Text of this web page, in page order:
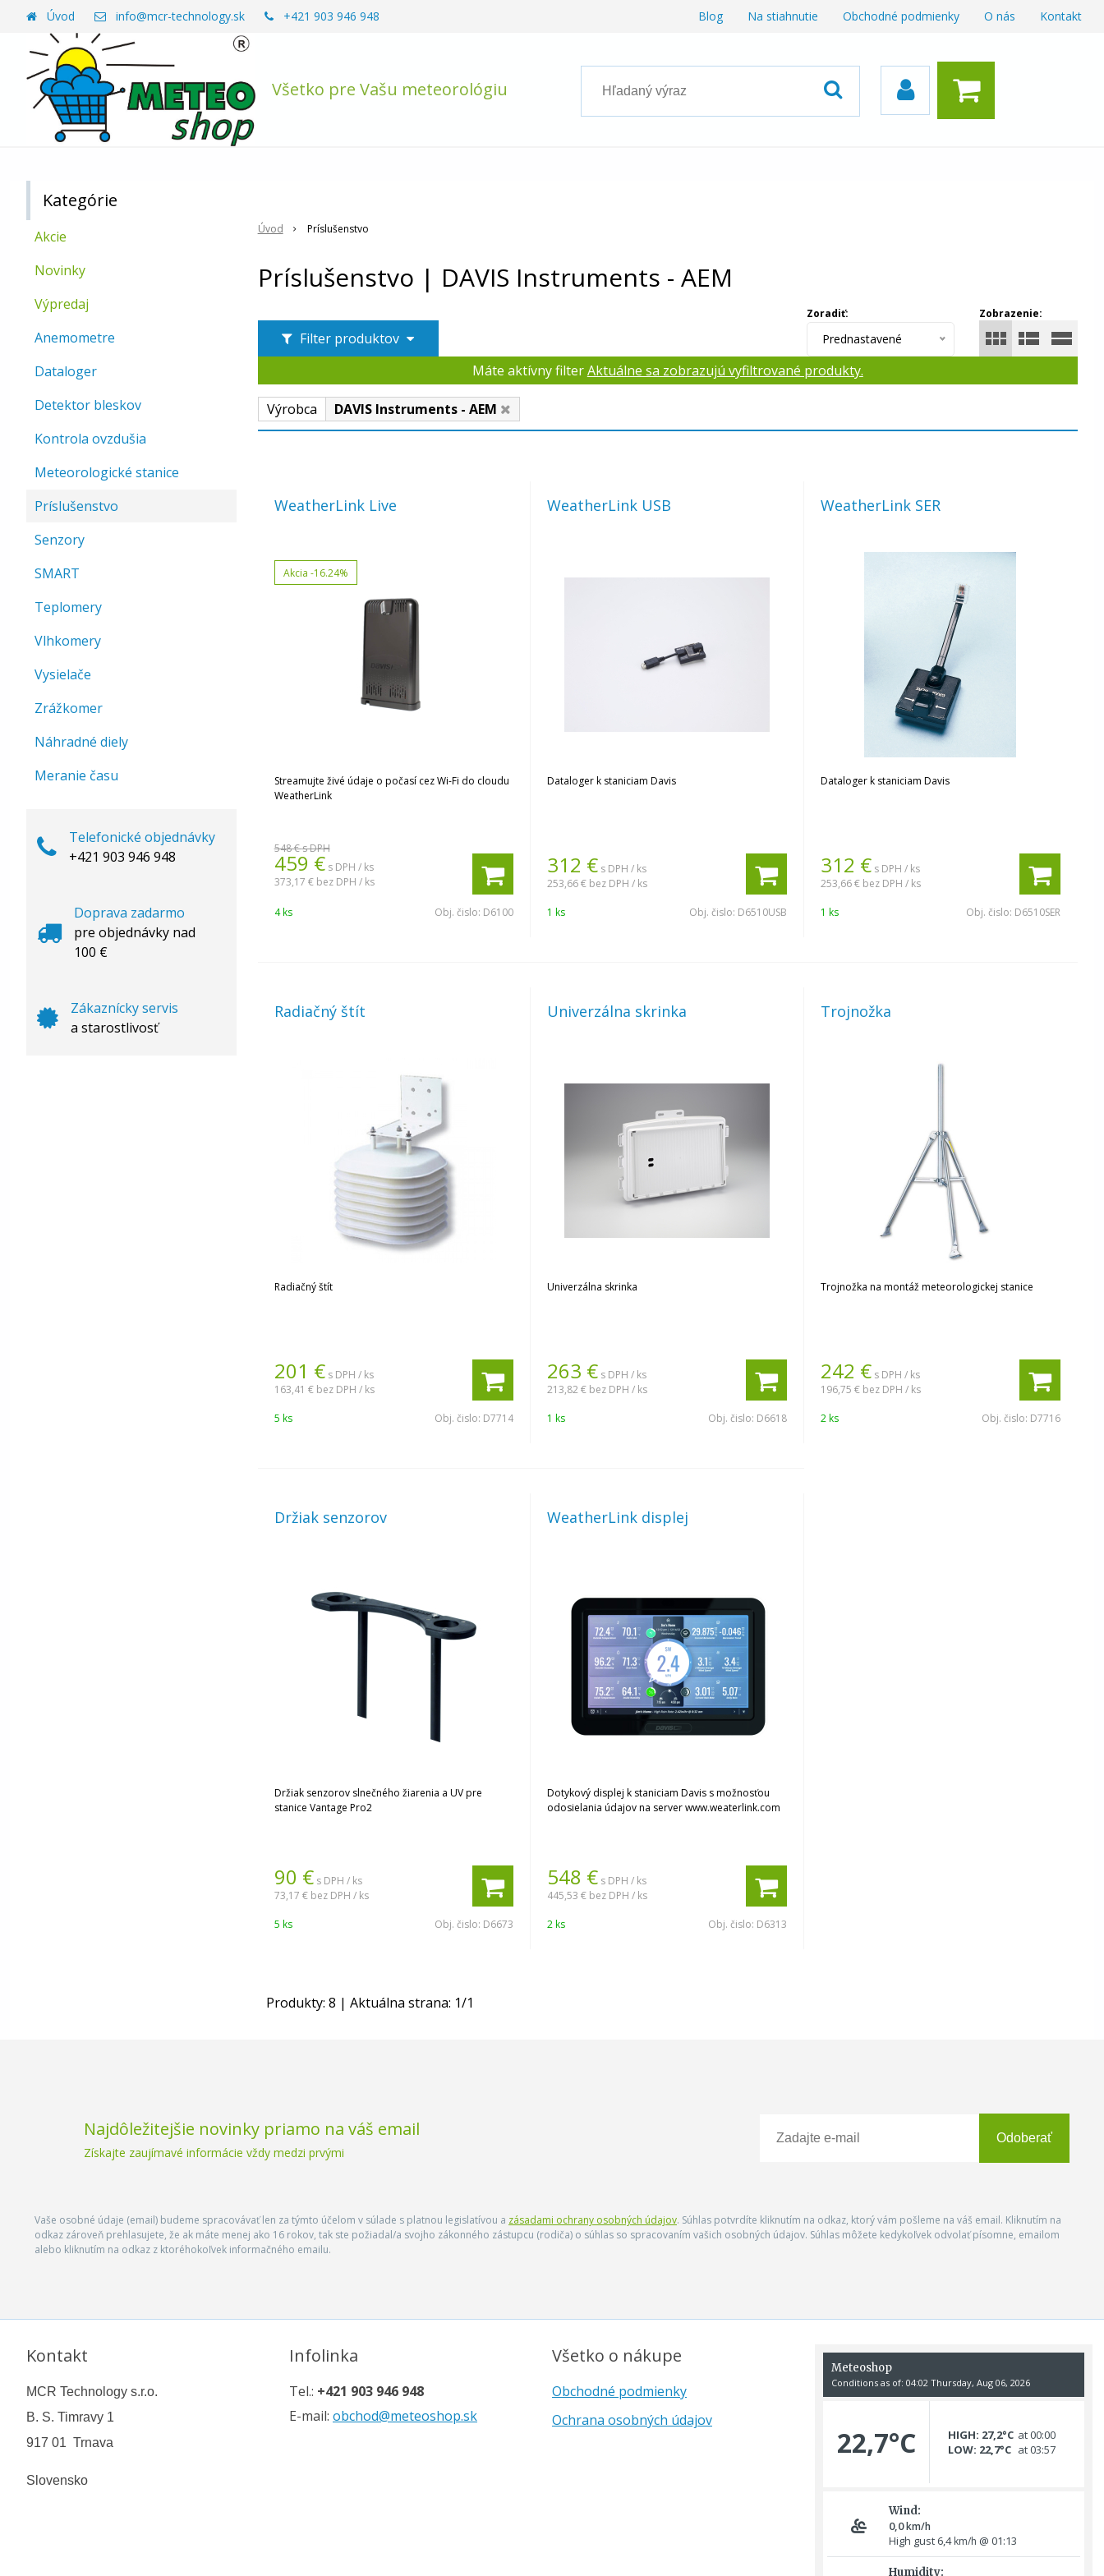
Všetko pre Vašu meteorológiu
Úvod info@mcr-technology.sk +421 903 946 948 Blog Na stiahnutie Obchodné podmienky O nás Kontakt
Úvod Príslušenstvo
Príslušenstvo | DAVIS Instruments - AEM
Filter produktov
Zobrazenie:
Zoradiť:
Prednastavené
Máte aktívny filterAktuálne sa zobrazujú vyfiltrované produkty.
Výrobca DAVIS Instruments - AEM
WeatherLink Live
Akcia -16.24%
Streamujte živé údaje o počasí cez Wi-Fi do cloudu
WeatherLink
548 €s DPH
459 € s DPH / ks
373,17 € bez DPH / ks
4 ks Obj. čislo: D6100
WeatherLink USB
Dataloger k staniciam Davis
312 € s DPH / ks
253,66 € bez DPH / ks
1 ks Obj. čislo: D6510USB
WeatherLink SER
Dataloger k staniciam Davis
312 € s DPH / ks
253,66 € bez DPH / ks
1 ks Obj. čislo: D6510SER
Radiačný štít
Radiačný štít
201 € s DPH / ks
163,41 € bez DPH / ks
5 ks Obj. čislo: D7714
Univerzálna skrinka
Univerzálna skrinka
263 € s DPH / ks
213,82 € bez DPH / ks
1 ks Obj. čislo: D6618
Trojnožka
Trojnožka na montáž meteorologickej stanice
242 € s DPH / ks
196,75 € bez DPH / ks
2 ks Obj. čislo: D7716
Držiak senzorov
Držiak senzorov slnečného žiarenia a UV pre
stanice Vantage Pro2
90 € s DPH / ks
73,17 € bez DPH / ks
5 ks Obj. čislo: D6673
WeatherLink displej
Dotykový displej k staniciam Davis s možnosťou
odosielania údajov na server www.weaterlink.com
548 € s DPH / ks
445,53 € bez DPH / ks
2 ks Obj. čislo: D6313
Produkty: 8 | Aktuálna strana: 1/1
Kategórie
Akcie
Novinky
Výpredaj
Anemometre
Dataloger
Detektor bleskov
Kontrola ovzdušia
Meteorologické stanice
Príslušenstvo
Senzory
SMART
Teplomery
Vlhkomery
Vysielače
Zrážkomer
Náhradné diely
Meranie času
Telefonické objednávky
+421 903 946 948
Doprava zadarmo
pre objednávky nad
100 €
Zákaznícky servis
a starostlivosť
Najdôležitejšie novinky priamo na váš email
Získajte zaujímavé informácie vždy medzi prvými
Odoberať
Vaše osobné údaje (email) budeme spracovávať len za týmto účelom v súlade s platnou legislatívou a zásadami ochrany osobných údajov. Súhlas potvrdíte kliknutím na odkaz, ktorý vám pošleme na váš email. Kliknutím na
odkaz zároveň prehlasujete, že ak máte menej ako 16 rokov, tak ste požiadal/a svojho zákonného zástupcu (rodiča) o súhlas so spracovaním vašich osobných údajov. Súhlas môžete kedykoľvek odvolať písomne, emailom
alebo kliknutím na odkaz z ktoréhokoľvek informačného emailu.
Kontakt
MCR Technology s.r.o.
B. S. Timravy 1
917 01 Trnava
Slovensko
Infolinka
Tel.: +421 903 946 948
E-mail: obchod@meteoshop.sk
Všetko o nákupe
Obchodné podmienky
Ochrana osobných údajov